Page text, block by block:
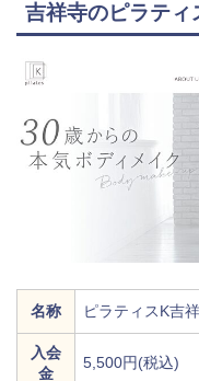
吉祥寺のピラテ
名称 ピラティスK吉
入会
金
5,500円(税込)